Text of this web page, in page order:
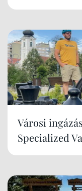
Városi
Specialized